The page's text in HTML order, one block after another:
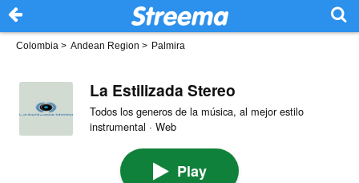
Colombia > Andean Region > Palmira
La Estilizada Stereo
Todos los generos de la música, al mejor estilo
instrumental · Web
Play